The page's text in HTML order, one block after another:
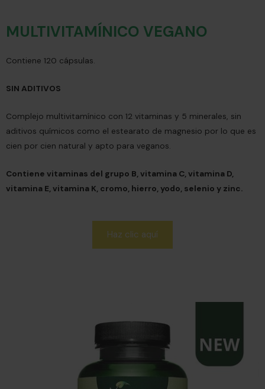
MULTIVITAMÍNICO VEGANO
Contiene 120 cápsulas.
SIN ADITIVOS
Complejo multivitamínico con 12 vitaminas y 5 minerales, sin
aditivos químicos como el estearato de magnesio por lo que es
cien por cien natural y apto para veganos.
Contiene vitaminas del grupo B, vitamina C, vitamina D,
vitamina E, vitamina K, cromo, hierro, yodo, selenio y zinc.
Haz clic aquí